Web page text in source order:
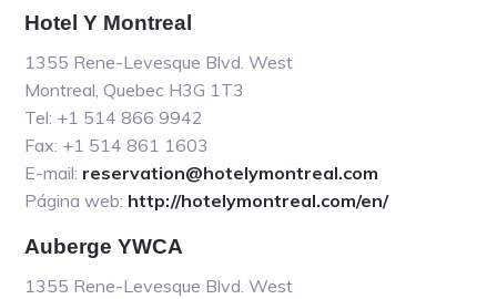
Hotel Y Montreal
1355 Rene-Levesque Blvd. West
Montreal, Quebec H3G 1T3
Tel: +1 514 866 9942
Fax: +1 514 861 1603
E-mail: reservation@hotelymontreal.com
Página web: http://hotelymontreal.com/en/
Auberge YWCA
1355 Rene-Levesque Blvd. West